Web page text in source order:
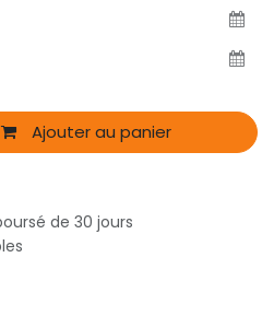
Ajouter au panier
de 30 jours